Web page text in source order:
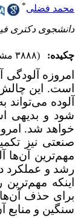
محمد فضلی*
دانشجوی دکتری
چکیده: (۳۸۸۸ مشاهده)
امروزه
است. این
آلوده
شود و بدیهی
خواهد شد.
صنعتی نیز
مهم‌ترین
رشد و عملکرد
اینکه
برای حذف آن‌ها
سنگین و منابع